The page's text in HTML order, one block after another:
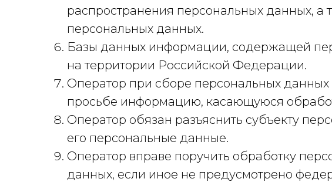
распространения персональных данных,
персональных данных.
Базы данных информации, содержащей
на территории Российской Федерации.
Оператор при сборе персональных данных
просьбе информацию, касающуюся
Оператор обязан разъяснить субъекту
его персональные данные.
Оператор вправе поручить обработку
данных, если иное не предусмотрено